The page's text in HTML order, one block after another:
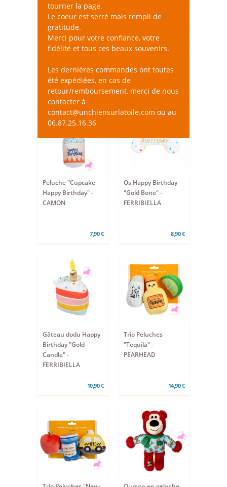
tourner la page.
Le coeur est serré mais rempli de
gratitude.
Merci pour votre confiance, votre
fidélité et tous ces beaux souvenirs.
Les dernières commandes ont toutes
été expédiées, en cas de
retour/remboursement, merci de nous
contacter à
contact@unchiensurlatoile.com ou au
06.87.25.16.36
allient l’affectif, le jeu, et le réconfort.
Large choix de couleurs et de styles pour
plaire aux chiens de toutes tailles et de
caractères divers et variés.
Lire la suite
Peluche "Cupcake
Happy Birthday" -
CAMON
7,90 €
Os Happy Birthday
"Gold Bone" -
FERRIBIELLA
8,90 €
Gâteau dodu Happy
Birthday "Gold
Candle" -
FERRIBIELLA
10,90 €
Trio Peluches
"Tequila" -
PEARHEAD
14,90 €